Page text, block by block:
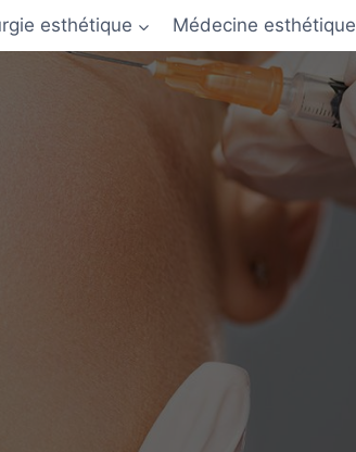
esthétique Médecine esthétique